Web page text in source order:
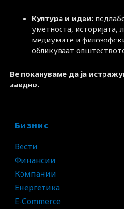
Култура и идеи:
уметноста, историјата,
медиумите и
обликуваат
Ве покануваме да ја
заедно.
Бизнис
Вести
Финансии
Компании
Енергетика
E-Commerce